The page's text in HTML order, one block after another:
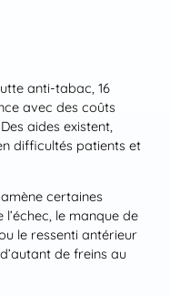
anti-tabac, 16
avec des coûts
aides existent,
difficultés patients et
certaines
le manque de
le ressenti antérieur
de freins au